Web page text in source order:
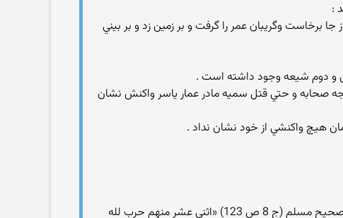
:
برخاست وگريبان عمر را گرفت و بر زمين زد و بر بيني
و دوم شيعه وجود داشته است .
صحابه و حتي قتل سميه مادر عمار ياسر واكنش نشان
هيچ واكنشي از خود نشان نداد .
اولاً: به همان دليلي كه پيامبر اسلام (ص) از كساني كه قصد ترور آن حضرت را داشتند انتقام نگرفت. با اين كه طبق نقل صحيح مسلم (ج 8 ص 123) «اثنى عشر منهم حرب لله